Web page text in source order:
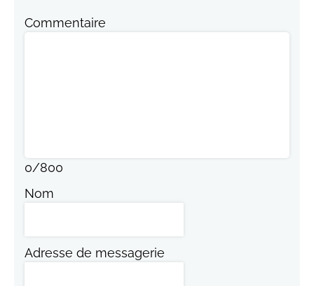
Commentaire
0/800
Nom
Adresse de messagerie